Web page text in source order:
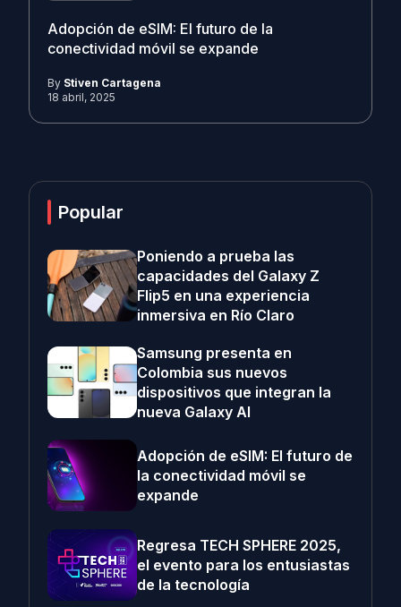
Adopción de eSIM: El futuro de la
conectividad móvil se expande
By Stiven Cartagena
18 abril, 2025
Popular
Poniendo a prueba las
capacidades del Galaxy Z
Flip5 en una experiencia
inmersiva en Río Claro
Samsung presenta en
Colombia sus nuevos
dispositivos que integran la
nueva Galaxy AI
Adopción de eSIM: El futuro de
la conectividad móvil se
expande
Regresa TECH SPHERE 2025,
el evento para los entusiastas
de la tecnología